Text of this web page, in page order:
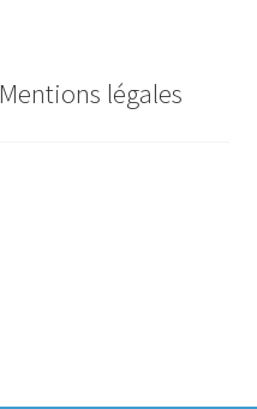
Mentions légales